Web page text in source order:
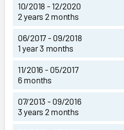
10/2018 - 12/2020
2 years 2 months
06/2017 - 09/2018
1 year 3 months
11/2016 - 05/2017
6 months
07/2013 - 09/2016
3 years 2 months